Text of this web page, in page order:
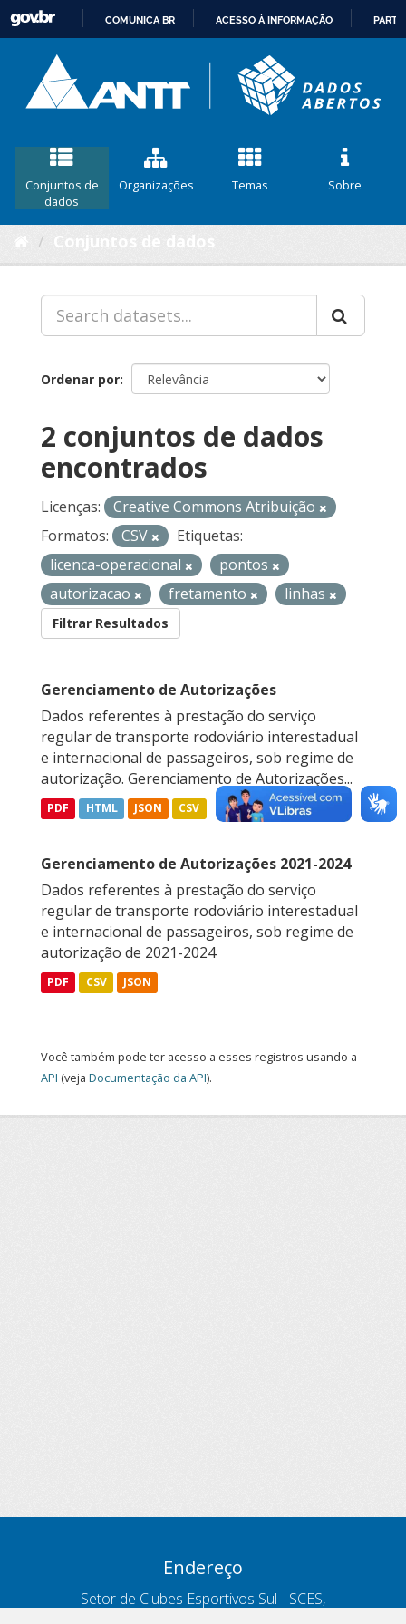
CONTEÚDO
COMUNICA BR ACESSO À INFORMAÇÃO
Conjuntos de
dados
Organizações Temas Sobre
Ordenar por
2 conjuntos de dados
encontrados
Licenças:
Creative Commons Atribuição
Formatos:
CSV
Etiquetas:
licenca-operacional
pontos
autorizacao
fretamento linhas
Filtrar Resultados
Gerenciamento de Autorizações
Dados referentes à prestação do serviço
regular de transporte rodoviário interestadual
e internacional de passageiros, sob regime de
autorização. Gerenciamento de Autorizações...
PDF HTML JSON CSV
Gerenciamento de Autorizações 2021-2024
Dados referentes à prestação do serviço
regular de transporte rodoviário interestadual
e internacional de passageiros, sob regime de
autorização de 2021-2024
PDF CSV JSON
Você também pode ter acesso a esses registros usando a
API (veja Documentação da API).
Endereço
Setor de Clubes Esportivos Sul - SCES,